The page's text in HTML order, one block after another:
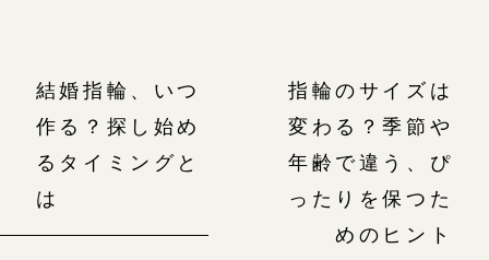
結婚指輪、いつ
作る？探し始め
るタイミングと
は
指輪のサイズは
変わる？季節や
年齢で違う、ぴ
ったりを保つた
めのヒント